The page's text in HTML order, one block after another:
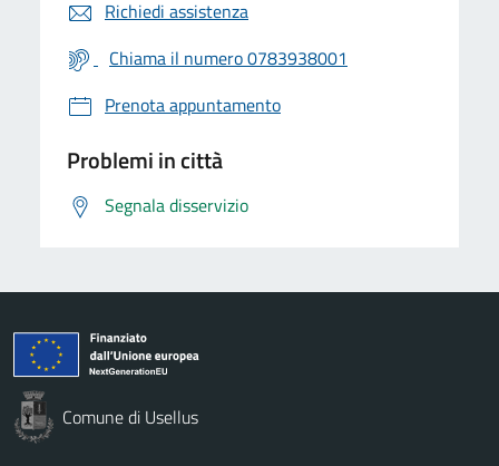
Richiedi assistenza
Chiama il numero 0783938001
Prenota appuntamento
Problemi in città
Segnala disservizio
Comune di Usellus